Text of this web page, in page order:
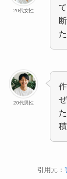
20代女性
20代男性
引用元：